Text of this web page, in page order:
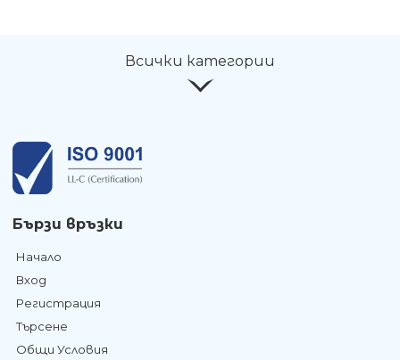
Всички категории
Бързи връзки
Начало
Вход
Регистрация
Търсене
Общи Условия